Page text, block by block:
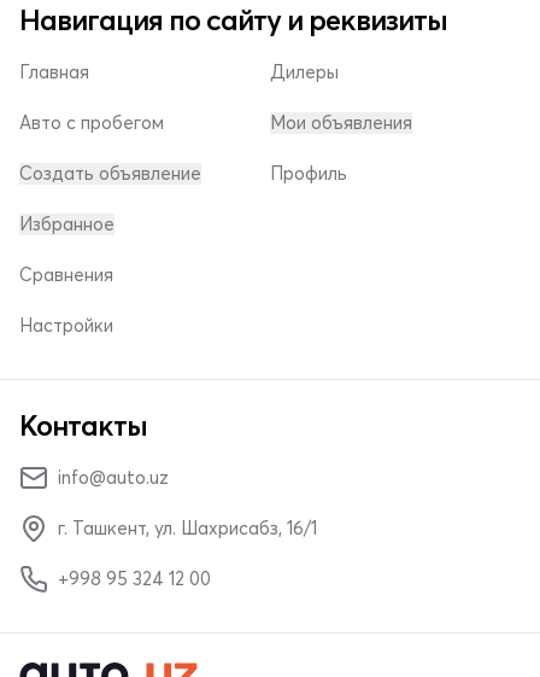
Навигация по сайту и реквизиты
Главная
Авто с пробегом
Создать объявление
Дилеры
Мои объявления
Профиль
Избранное
Сравнения
Настройки
Контакты
info@auto.uz
г. Ташкент, ул. Шахрисабз, 16/1
+998 95 324 12 00